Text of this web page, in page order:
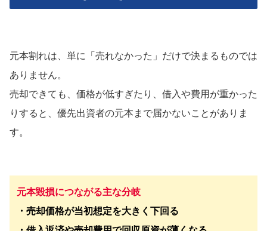
元本割れは、単に「売れなかった」だけで決まるものでは
ありません。
売却できても、価格が低すぎたり、借入や費用が重かった
りすると、優先出資者の元本まで届かないことがありま
す。
元本毀損につながる主な分岐
・売却価格が当初想定を大きく下回る